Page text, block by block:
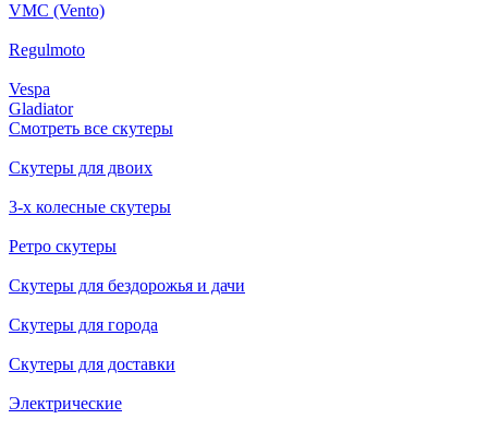
VMC (Vento)
Regulmoto
Vespa
Gladiator
Смотреть все скутеры
Скутеры для двоих
3-х колесные скутеры
Ретро скутеры
Скутеры для бездорожья и дачи
Скутеры для города
Скутеры для доставки
Электрические